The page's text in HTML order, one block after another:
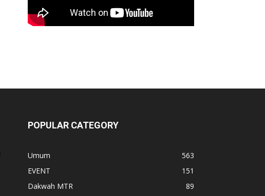
POPULAR CATEGORY
Umum
563
EVENT
151
Dakwah MTR
89